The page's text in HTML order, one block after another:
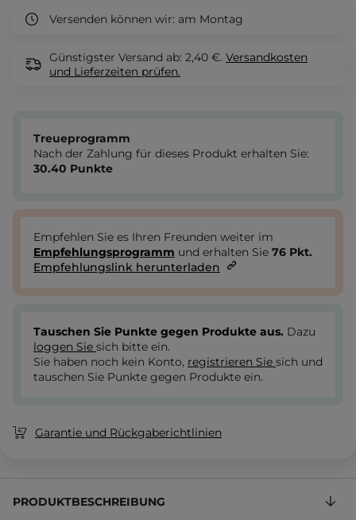
Versenden können wir: am Montag
Günstigster Versand ab: 2,40 €. Versandkosten
und Lieferzeiten prüfen.
Treueprogramm
Nach der Zahlung für dieses Produkt erhalten Sie:
30.40 Punkte
Empfehlen Sie es Ihren Freunden weiter im
Empfehlungsprogramm und erhalten Sie 76 Pkt.
Empfehlungslink herunterladen
Tauschen Sie Punkte gegen Produkte aus. Dazu
loggen Sie sich bitte ein.
Sie haben noch kein Konto, registrieren Sie sich und
tauschen Sie Punkte gegen Produkte ein.
Garantie und Rückgaberichtlinien
PRODUKTBESCHREIBUNG